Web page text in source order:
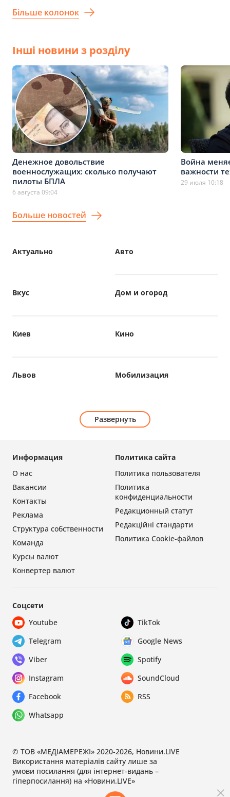
Більше колонок
Інші новини з розділу
Денежное довольствие
военнослужащих: сколько получают
пилоты БПЛА
6 августа 09:04
Война
важности
29 июля 10:18
Больше новостей
Авто
Актуально
Вкус Дом и огород
Киев Кино
Львов Мобилизация
Развернуть
Политика сайта
Политика пользователя
Политика
конфиденциальности
Редакционный статут
Редакційні стандарти
Политика Cookie-файлов
Информация
О нас
Вакансии
Контакты
Реклама
Структура собственности
Команда
Курсы валют
Конвертер валют
Соцсети
Youtube
TikTok
Telegram
Google News
Viber
Spotify
Instagram
SoundCloud
Facebook
RSS
Whatsapp
© ТОВ «МЕДІАМЕРЕЖІ» 2020-2026, Новини.LIVE
Використання матеріалів сайту лише за
умови посилання (для інтернет-видань –
гіперпосилання) на «Новини.LIVE»